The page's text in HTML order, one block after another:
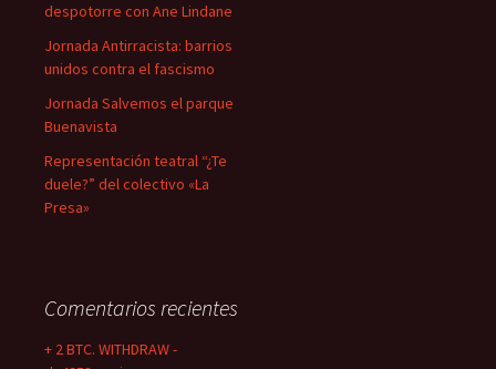
despotorre con Ane Lindane
Jornada Antirracista: barrios
unidos contra el fascismo
Jornada Salvemos el parque
Buenavista
Representación teatral “¿Te
duele?” del colectivo «La
Presa»
Comentarios recientes
+ 2 BTC. WITHDRAW -